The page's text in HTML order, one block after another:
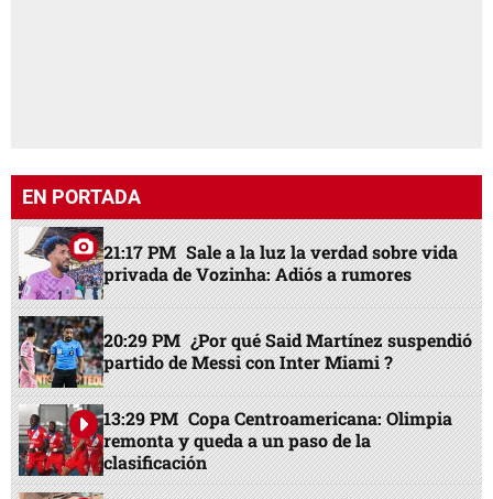
EN PORTADA
21:17 PM Sale a la luz la verdad sobre vida
privada de Vozinha: Adiós a rumores
20:29 PM ¿Por qué Said Martínez suspendió
partido de Messi con Inter Miami ?
13:29 PM Copa Centroamericana: Olimpia
remonta y queda a un paso de la
clasificación